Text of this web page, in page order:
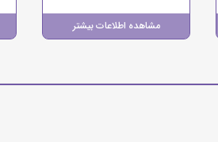
مشاهده اطلاعات بیشتر
(فروشگاه کافه موبایل)